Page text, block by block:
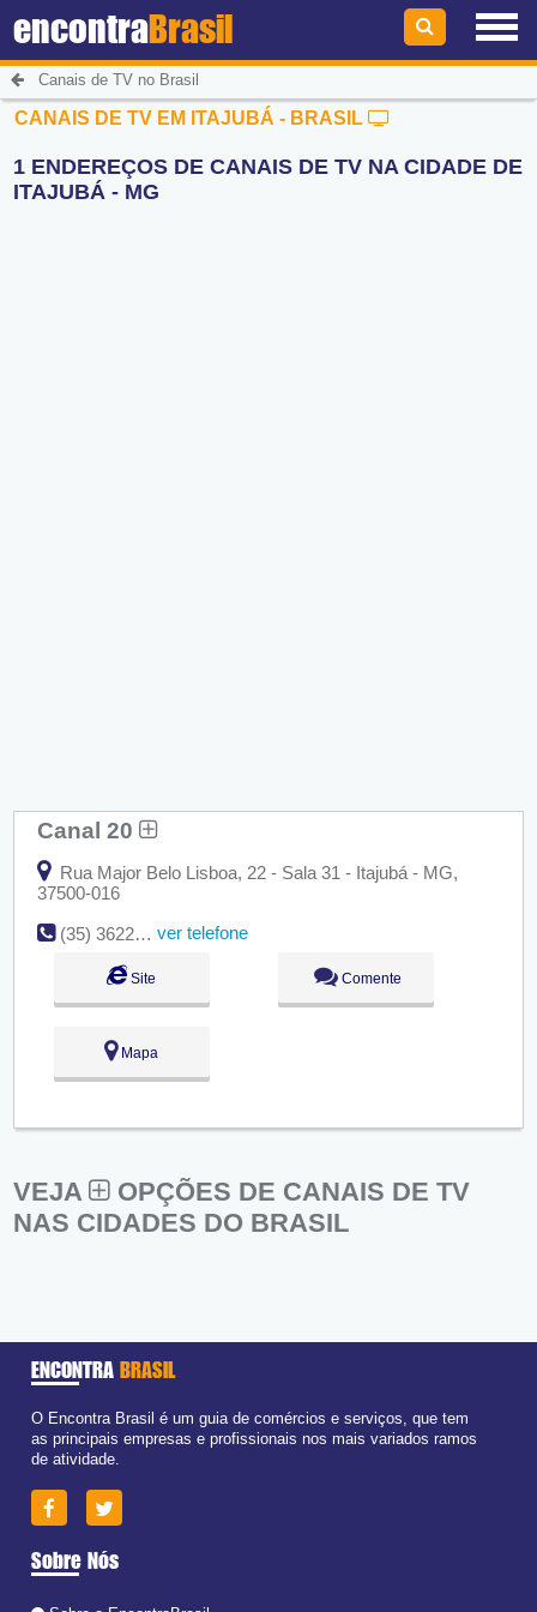
encontraBrasil
Canais de TV no Brasil
CANAIS DE TV EM ITAJUBÁ - BRASIL
1 ENDEREÇOS DE CANAIS DE TV NA CIDADE DE
ITAJUBÁ - MG
Canal 20
Rua Major Belo Lisboa, 22 - Sala 31 - Itajubá - MG,
37500-016
(35) 3622-1027
ver telefone
Site Comente
Mapa
VEJA
OPÇÕES DE CANAIS DE TV
NAS CIDADES DO BRASIL
ENCONTRA BRASIL
O Encontra Brasil é um guia de comércios e serviços, que tem
as principais empresas e profissionais nos mais variados ramos
de atividade.
Sobre Nós